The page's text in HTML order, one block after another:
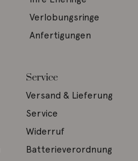
Verlobungsringe
Anfertigungen
Service
Versand & Lieferung
Service
Widerruf
Batterieverordnung